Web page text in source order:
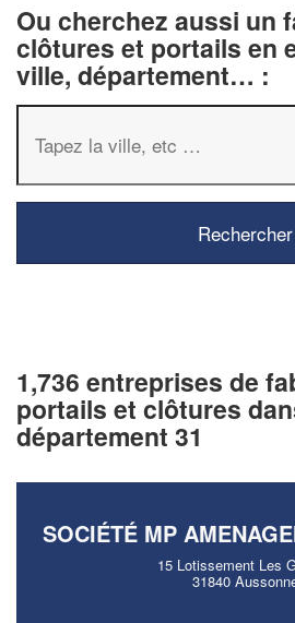
Ou cherchez aussi un
clôtures et portails en
ville, département… :
1,736 entreprises de
portails et clôtures
département 31
SOCIÉTÉ MP
15 Lotissement Les
31840